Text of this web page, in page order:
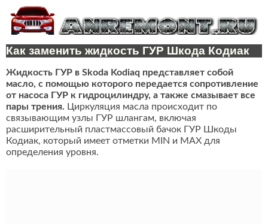
Как заменить жидкость ГУР Шкода Кодиак
Жидкость ГУР в Skoda Kodiaq представляет собой
масло, с помощью которого передается сопротивление
от насоса ГУР к гидроцилиндру, а также смазывает все
пары трения. Циркуляция масла происходит по
связывающим узлы ГУР шлангам, включая
расширительный пластмассовый бачок ГУР Шкоды
Кодиак, который имеет отметки MIN и MAX для
определения уровня.